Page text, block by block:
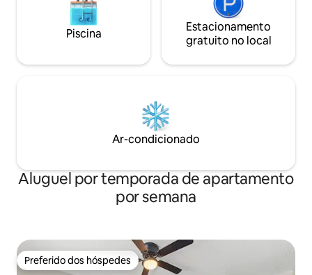
Piscina
Estacionamento
gratuito no local
Ar-condicionado
Aluguel por temporada de apartamento
por semana
Preferido dos hóspedes
Preferido dos hóspedes